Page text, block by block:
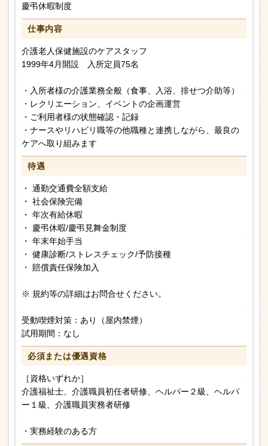
慶弔休暇制度
仕事内容
介護老人保健施設のケアスタッフ
1999年4月開設 入所定員75名
・入所者様の介護業務全般（食事、入浴、排せつ介助等）
・レクリエーション、イベントの企画運営
・ご利用者様の状態確認・記録
・ナースやリハビリ職等の他職種と連携しながら、最良の
ケアへ取り組みます
待遇
・ 通勤交通費全額支給
・ 社会保険完備
・ 年次有給休暇
・ 慶弔休暇/慶弔見舞金制度
・ 年末年始手当
・ 健康診断/ストレスチェック/予防接種
・ 賠償責任保険加入
※ 規約等の詳細はお問合せください。
受動喫煙対策：あり（屋内禁煙）
試用期間：なし
必須または優遇資格
［資格いずれか］
介護福祉士、介護職員初任者研修、ヘルパー２級、ヘルパ
ー１級、介護職員実務者研修
・実務経験のある方